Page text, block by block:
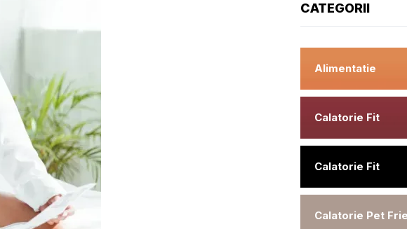
CATEGORII
Alimentatie
Calatorie Fit
Calatorie Fit
Calatorie Pet